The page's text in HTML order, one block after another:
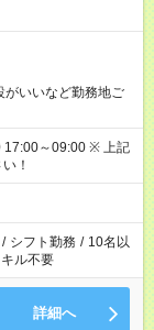
いいなど勤務地ご
～09:00 ※ 上記
！
/ シフト勤務 / 10名以
ル不要
詳細へ